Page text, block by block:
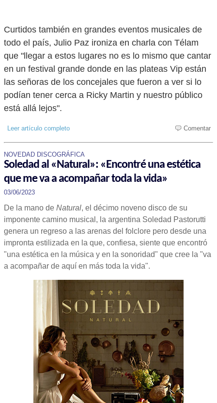
Curtidos también en grandes eventos musicales de
todo el país, Julio Paz ironiza en charla con Télam
que "llegar a estos lugares no es lo mismo que cantar
en un festival grande donde en las plateas Vip están
las señoras de los concejales que fueron a ver si lo
podían tener cerca a Ricky Martin y nuestro público
está allá lejos".
Leer artículo completo Comentar
NOVEDAD DISCOGRÁFICA
Soledad al «Natural»: «Encontré una estética
que me va a acompañar toda la vida»
03/06/2023
De la mano de Natural, el décimo noveno disco de su
imponente camino musical, la argentina Soledad Pastorutti
genera un regreso a las arenas del folclore pero desde una
impronta estilizada en la que, confiesa, siente que encontró
"una estética en la música y en la sonoridad" que cree la "va
a acompañar de aquí en más toda la vida".